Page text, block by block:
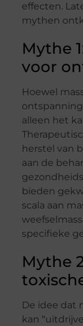
effecten.
mythen
Mythe
voor
Hoewel
alleen het
herstel van
aan de
bieden
scala aan
specifieke
Mythe
De idee dat
kan